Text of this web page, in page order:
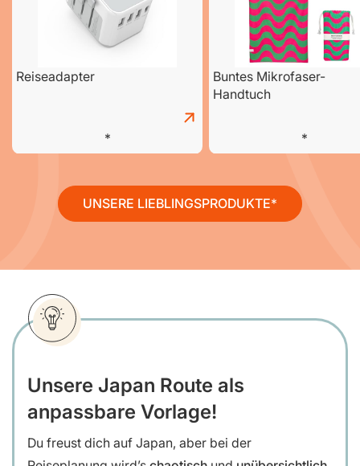
Reiseadapter
Buntes Mikrofaser-
Handtuch
UNSERE LIEBLINGSPRODUKTE
Unsere Japan Route als
anpassbare Vorlage!
Du freust dich auf Japan, aber bei der